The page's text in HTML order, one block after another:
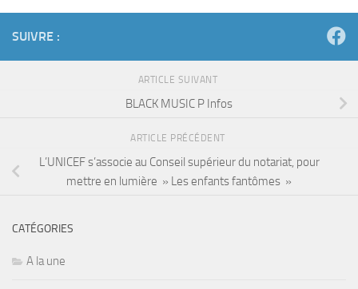
SUIVRE :
ARTICLE SUIVANT
BLACK MUSIC P Infos
ARTICLE PRÉCÉDENT
L’UNICEF s’associe au Conseil supérieur du notariat, pour
mettre en lumière » Les enfants fantômes »
CATÉGORIES
A la une